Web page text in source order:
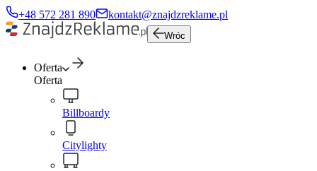
+48 572 281 890 kontakt@znajdzreklame.pl
Wróc
Oferta
Oferta
Billboardy
Citylighty